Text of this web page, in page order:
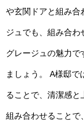
や玄関ドアと組み合
ジュでも、組み合わ
グレージュの魅力で
ましょう。 A様邸で
ることで、清潔感と
組み合わせることで